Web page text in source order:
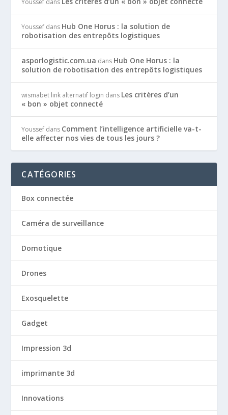
Youssef dans Hub One Horus : la solution de
robotisation des entrepôts logistiques
asporlogistic.com.ua dans Hub One Horus : la
solution de robotisation des entrepôts logistiques
wismabet link alternatif login dans Les critères d’un
« bon » objet connecté
Youssef dans Comment l’intelligence artificielle va-t-
elle affecter nos vies de tous les jours ?
CATÉGORIES
Box connectée
Caméra de surveillance
Domotique
Drones
Exosquelette
Gadget
Impression 3d
imprimante 3d
Innovations